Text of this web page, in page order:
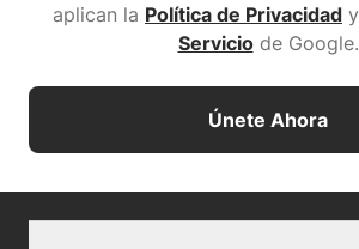
aplican la Política de Privacidad y
Servicio de Google.
Únete Ahora